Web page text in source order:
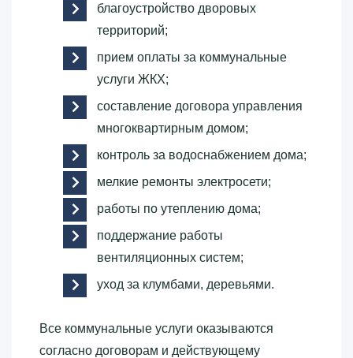
благоустройство дворовых
территорий;
прием оплаты за коммунальные
услуги ЖКХ;
составление договора управления
многоквартирным домом;
контроль за водоснабжением дома;
мелкие ремонты электросети;
работы по утеплению дома;
поддержание работы
вентиляционных систем;
уход за клумбами, деревьями.
Все коммунальные услуги оказываются
согласно договорам и действующему